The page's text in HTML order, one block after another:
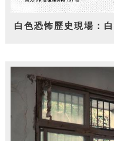
白色恐怖歷史現場：